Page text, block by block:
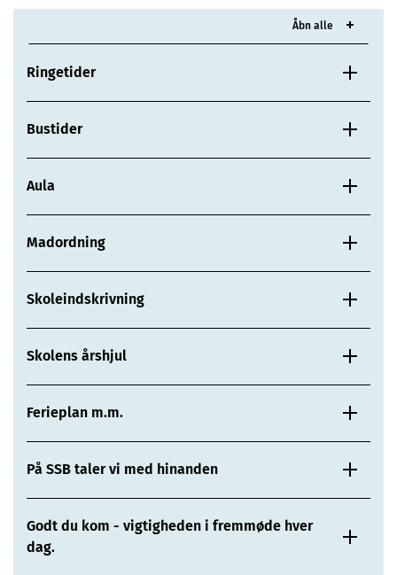
Åbn alle
Ringetider
Bustider
Aula
Madordning
Skoleindskrivning
Skolens årshjul
Ferieplan m.m.
På SSB taler vi med hinanden
Godt du kom - vigtigheden i fremmøde hver
dag.